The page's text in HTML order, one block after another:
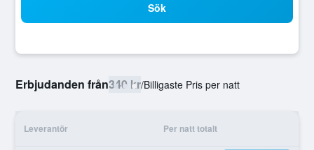
Sök
Erbjudanden från340 kr/Billigaste Pris per natt
Leverantör Per natt totalt